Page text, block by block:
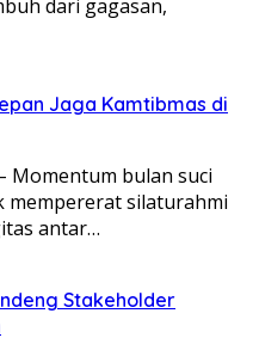
dari gagasan,
Jaga Kamtibmas di
Momentum bulan suci
mempererat silaturahmi
antar…
Stakeholder